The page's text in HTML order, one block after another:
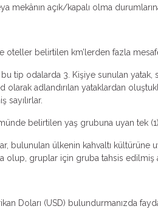
açık/kapalı olma
belirtilen km’lerden fazla
tip odalarda 3. Kişiye sunulan yatak,
adlandırılan yataklardan
sayılırlar.
belirtilen yaş grubuna uyan tek
bulunulan ülkenin kahvaltı kültürüne
olup, gruplar için gruba tahsis edilmiş
Doları (USD) bulundurmanızda